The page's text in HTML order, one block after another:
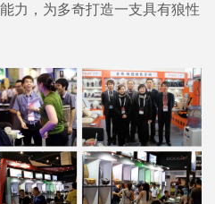
力，为多奇打造一支具有狼性